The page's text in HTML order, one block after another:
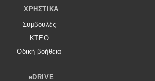
ΧΡΗΣΤΙΚΆ
Συμβουλές
ΚΤΕΟ
Οδική βοήθεια
eDRIVE